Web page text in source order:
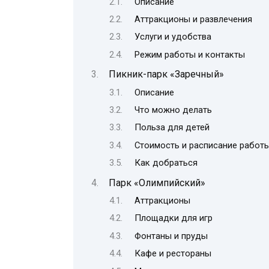
Аттракционы и развлечения
Услуги и удобства
Режим работы и контакты
Пикник-парк «Заречный»
Описание
Что можно делать
Польза для детей
Стоимость и расписание
Как добраться
Парк «Олимпийский»
Аттракционы
Площадки для игр
Фонтаны и пруды
Кафе и рестораны